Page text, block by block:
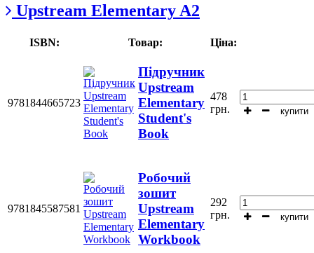
Upstream Elementary A2
ISBN: Товар: Ціна:
9781844665723
Підручник
Upstream
Elementary
Student's
Book
478
грн.
купити
9781845587581
Робочий
зошит
Upstream
Elementary
Workbook
292
грн.
купити